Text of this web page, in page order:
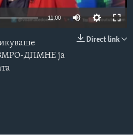
11:00
Direct link
ВМРО-ДПМНЕ ја